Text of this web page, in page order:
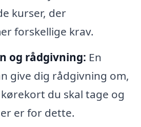
kurser, der
forskellige krav.
og rådgivning: En
give dig rådgivning om,
du skal tage og
er for dette.